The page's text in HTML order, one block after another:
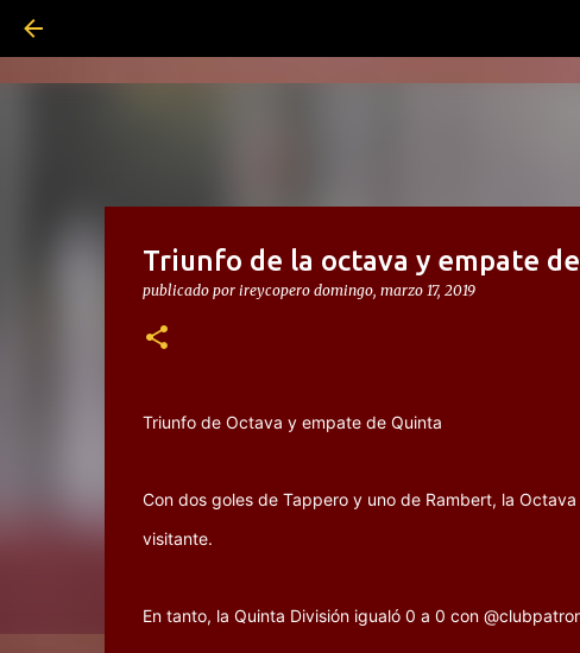
Triunfo de la octava y empate
publicado por ireycopero domingo, marzo 17, 2019
Triunfo de Octava y empate de Quinta
Con dos goles de Tappero y uno de Rambert, la
visitante.
En tanto, la Quinta División igualó 0 a 0 con